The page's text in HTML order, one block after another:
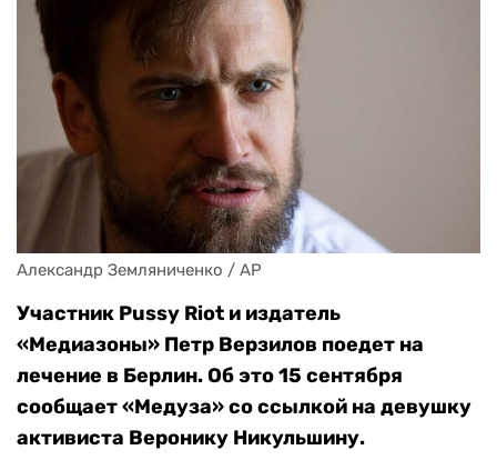
Александр Земляниченко / AP
Участник Pussy Riot и издатель
«Медиазоны» Петр Верзилов поедет на
лечение в Берлин. Об это 15 сентября
сообщает «Медуза» со ссылкой на девушку
активиста Веронику Никульшину.